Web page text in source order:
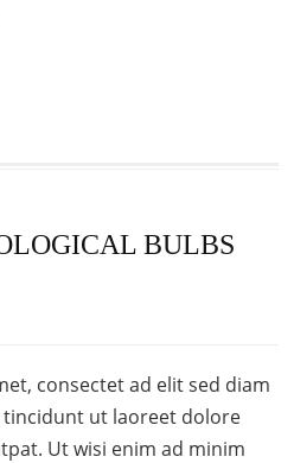
BULBS
consectet ad elit sed diam
ut laoreet dolore
Ut wisi enim ad minim